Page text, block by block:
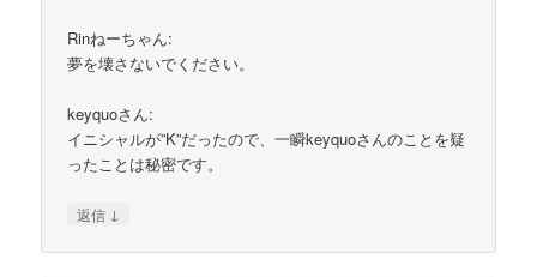
Rinねーちゃん:
夢を壊さないでください。
keyquoさん:
イニシャルが”K”だったので、一瞬keyquoさんのことを疑
ったことは秘密です。
返信 ↓